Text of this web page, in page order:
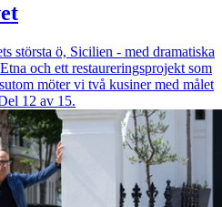
största ö, Sicilien - med dramatiska
och ett restaureringsprojekt som
möter vi två kusiner med målet
12 av 15.